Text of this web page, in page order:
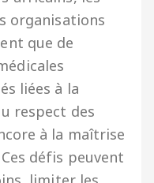
organisations
que de
liées à la
respect des
à la maîtrise
défis peuvent